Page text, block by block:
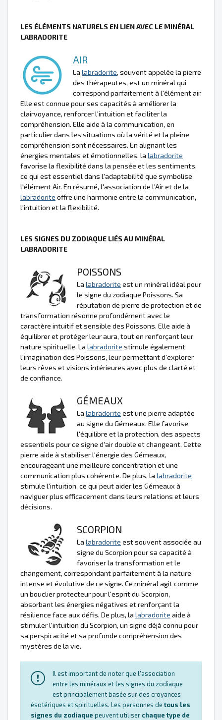
LES ÉLÉMENTS NATURELS EN LIEN AVEC LE MINÉRAL
LABRADORITE
AIR
La labradorite, souvent appelée la pierre
des thérapeutes, est un minéral qui
correspond parfaitement à l'élément air.
Elle est connue pour ses capacités à améliorer la
clairvoyance, renforcer l'intuition et faciliter la
compréhension. Elle aide à la communication, en
particulier dans les situations où la vérité et la pleine
compréhension sont nécessaires. En alignant les
énergies mentales et émotionnelles, la labradorite
favorise la flexibilité dans la pensée et les sentiments,
ce qui est essentiel dans l'adaptabilité que symbolise
l'élément Air. En résumé, l'association de l'Air et de la
labradorite offre une harmonie entre la communication,
l'intuition et la flexibilité.
LES SIGNES DU ZODIAQUE LIÉS AU MINÉRAL
LABRADORITE
POISSONS
La labradorite est un minéral idéal pour
le signe du zodiaque Poissons. Sa
réputation de pierre de protection et de
transformation résonne profondément avec le
caractère intuitif et sensible des Poissons. Elle aide à
équilibrer et protéger leur aura, tout en renforçant leur
nature spirituelle. La labradorite stimule également
l'imagination des Poissons, leur permettant d'explorer
leurs rêves et visions intérieures avec plus de clarté et
de confiance.
GÉMEAUX
La labradorite est une pierre adaptée
au signe du Gémeaux. Elle favorise
l'équilibre et la protection, des aspects
essentiels pour ce signe d'air double et changeant. Cette
pierre aide à stabiliser l'énergie des Gémeaux,
encourageant une meilleure concentration et une
communication plus cohérente. De plus, la labradorite
stimule l'intuition, ce qui peut aider les Gémeaux à
naviguer plus efficacement dans leurs relations et leurs
décisions.
SCORPION
La labradorite est souvent associée au
signe du Scorpion pour sa capacité à
favoriser la transformation et le
changement, correspondant parfaitement à la nature
intense et évolutive de ce signe. Ce minéral agit comme
un bouclier protecteur pour l'esprit du Scorpion,
absorbant les énergies négatives et renforçant la
résilience face aux défis. De plus, la labradorite aide à
stimuler l'intuition du Scorpion, un signe déjà connu pour
sa perspicacité et sa profonde compréhension des
mystères de la vie.
Il est important de noter que l'association
entre les minéraux et les signes du zodiaque
est principalement basée sur des croyances
ésotériques et spirituelles. Les personnes de tous les
signes du zodiaque peuvent utiliser chaque type de